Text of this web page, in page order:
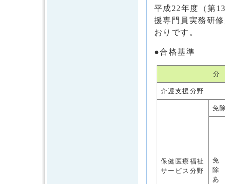
平成22年度（第
援専門員実務研
おりです。
●合格基準
分
介護支援分野
保健医療福祉
サービス分野
免
免
除
あ